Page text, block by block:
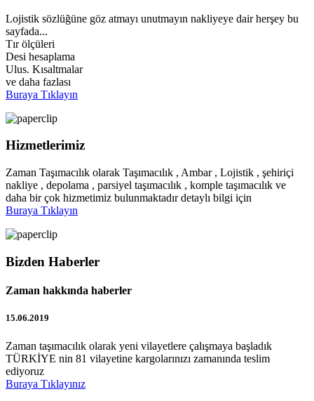
Lojistik sözlüğüne göz atmayı unutmayın nakliyeye dair herşey bu
sayfada...
Tır ölçüleri
Desi hesaplama
Ulus. Kısaltmalar
ve daha fazlası
Buraya Tıklayın
Hizmetlerimiz
Zaman Taşımacılık olarak Taşımacılık , Ambar , Lojistik , şehiriçi
nakliye , depolama , parsiyel taşımacılık , komple taşımacılık ve
daha bir çok hizmetimiz bulunmaktadır detaylı bilgi için
Buraya Tıklayın
Bizden Haberler
Zaman hakkında haberler
15.06.2019
Zaman taşımacılık olarak yeni vilayetlere çalışmaya başladık
TÜRKİYE nin 81 vilayetine kargolarınızı zamanında teslim
ediyoruz
Buraya Tıklayınız